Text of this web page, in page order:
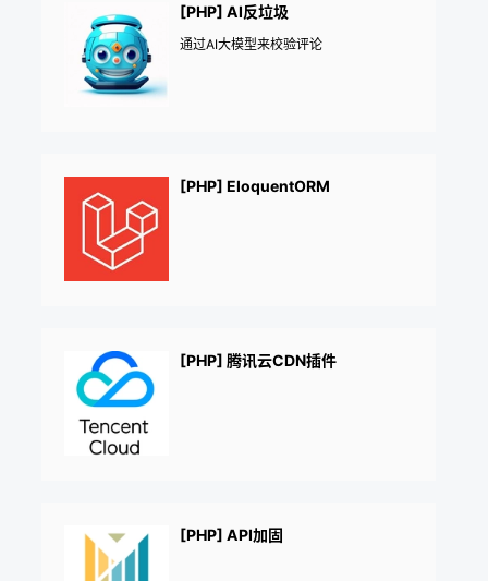
[PHP] AI反垃圾
通过AI大模型来校验评论
[PHP] EloquentORM
[PHP] 腾讯云CDN插件
[PHP] API加固